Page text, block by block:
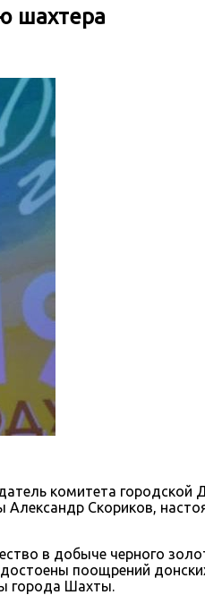
шахтера
комитета
Скориков,
в добыче черного
поощрений
города Шахты.